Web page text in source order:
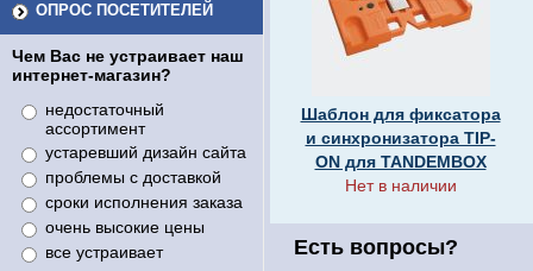
ОПРОС ПОСЕТИТЕЛЕЙ
Чем Вас не устраивает наш
интернет-магазин?
недостаточный
ассортимент
устаревший дизайн сайта
проблемы с доставкой
сроки исполнения заказа
очень высокие цены
все устраивает
Шаблон для фиксатора
и синхронизатора TIP-
ON для TANDEMBOX
Нет в наличии
Есть вопросы?